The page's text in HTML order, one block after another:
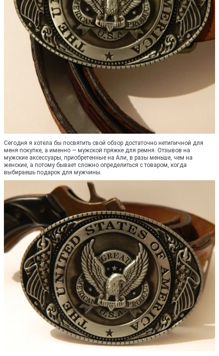
Сегодня я хотела бы посвятить свой обзор достаточно нетипичной для
меня покупке, а именно — мужской пряжке для ремня. Отзывов на
мужские аксессуары, приобретенные на Али, в разы меньше, чем на
женские, а потому бывает сложно определиться с товаром, когда
выбираешь подарок для мужчины.